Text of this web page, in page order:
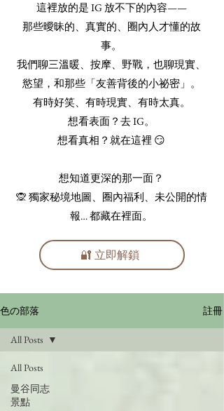
這裡放的是 IG 放不下的內容——
那些曖昧的、真實的、圈內人才懂的故
事。
我們聊三溫暖、按摩、野戰，也聊現實、
慾望，和那些「友善背後的小祕密」。
有時好笑、有時現實、有時太真。
想看表面？去 IG。
想看真相？就在這裡 😏
想知道更深的那一面？
🙊 獨家秘境地圖、圈內福利、未公開的情
報… 都藏在裡面。
🔐 立即解鎖
色の部落 註冊
All Posts
曼谷同志
景點
All Posts